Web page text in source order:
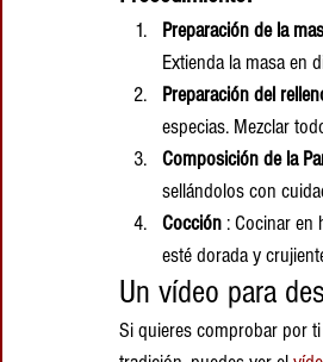
Preparación de la
Extienda la masa en
Preparación del
especias. Mezclar
Composición de la
sellándolos con
Cocción : Cocinar en
esté dorada y
Un vídeo para
Si quieres comprobar por